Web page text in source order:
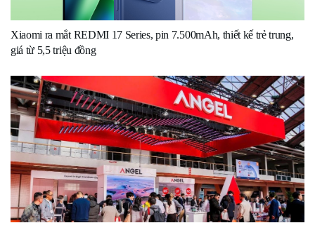
Xiaomi ra mắt REDMI 17 Series, pin 7.500mAh, thiết kế trẻ trung,
giá từ 5,5 triệu đồng